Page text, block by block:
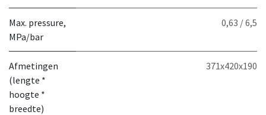
Max. pressure,
MPa/bar
0,63 / 6,5
Afmetingen
(lengte *
hoogte *
breedte)
371x420x190